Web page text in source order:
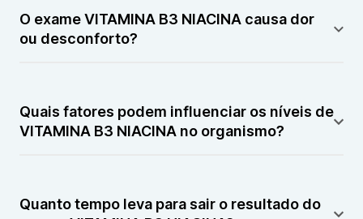
uma condição chamada pelagra, que pode provocar
sintomas como dermatite, diarreia, alterações
O exame VITAMINA B3 NIACINA causa dor
ou desconforto?
coleta de sangue, podendo causar leve desconforto
no momento da punção venosa.
Quais fatores podem influenciar os níveis de
VITAMINA B3 NIACINA no organismo?
influenciados pela alimentação, pela absorção
Quanto tempo leva para sair o resultado do